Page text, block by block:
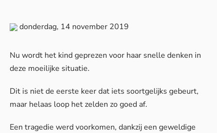
donderdag, 14 november 2019
Nu wordt het kind geprezen voor haar snelle denken in
deze moeilijke situatie.
Dit is niet de eerste keer dat iets soortgelijks gebeurt,
maar helaas loop het zelden zo goed af.
Een tragedie werd voorkomen, dankzij een geweldige